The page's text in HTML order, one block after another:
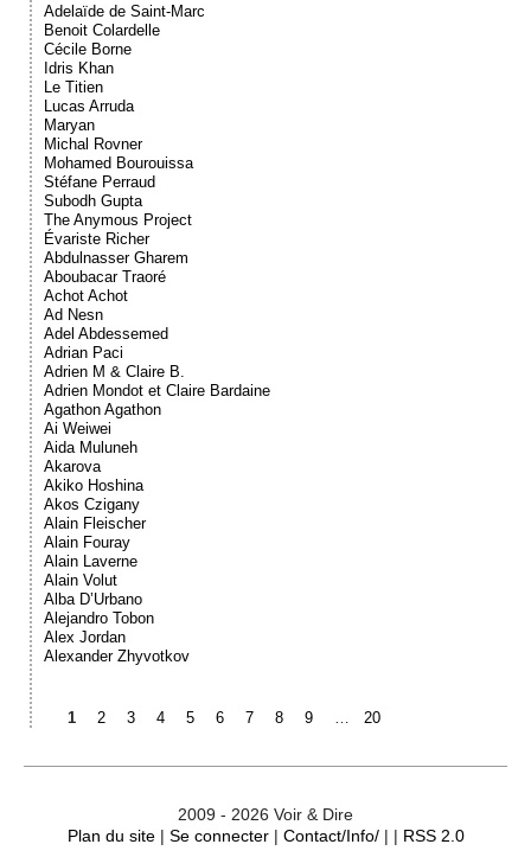
Adelaïde de Saint-Marc
Benoit Colardelle
Cécile Borne
Idris Khan
Le Titien
Lucas Arruda
Maryan
Michal Rovner
Mohamed Bourouissa
Stéfane Perraud
Subodh Gupta
The Anymous Project
Évariste Richer
Abdulnasser Gharem
Aboubacar Traoré
Achot Achot
Ad Nesn
Adel Abdessemed
Adrian Paci
Adrien M & Claire B.
Adrien Mondot et Claire Bardaine
Agathon Agathon
Ai Weiwei
Aida Muluneh
Akarova
Akiko Hoshina
Akos Czigany
Alain Fleischer
Alain Fouray
Alain Laverne
Alain Volut
Alba D’Urbano
Alejandro Tobon
Alex Jordan
Alexander Zhyvotkov
1 2 3 4 5 6 7 8 9 … 20
2009 - 2026 Voir & Dire
Plan du site| Se connecter| Contact/Info/| | RSS 2.0